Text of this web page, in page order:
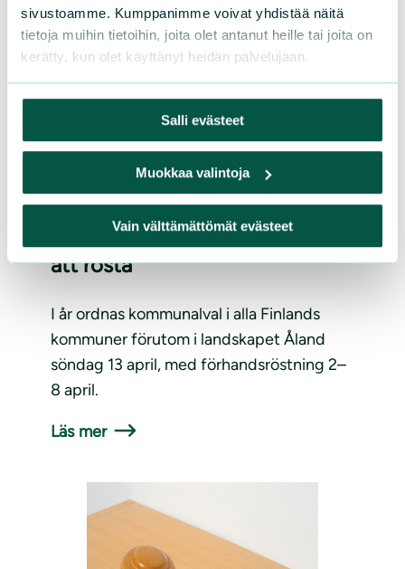
sivustoamme. Kumppanimme voivat yhdistää näitä
tietoja muihin tietoihin, joita olet antanut heille tai joita on
kerätty, kun olet käyttänyt heidän palvelujaan.
Salli evästeet
Muokkaa valintoja
Vain välttämättömät evästeet
NYHETER | 18.03.2025
Kommunalval i vår – kom ihåg
att rösta
I år ordnas kommunalval i alla Finlands
kommuner förutom i landskapet Åland
söndag 13 april, med förhandsröstning 2–
8 april.
Läs mer